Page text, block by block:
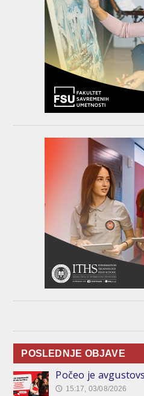
POSLEDNJE OBJAVE
Počeo je
🕔 15:17, 03/08/2026